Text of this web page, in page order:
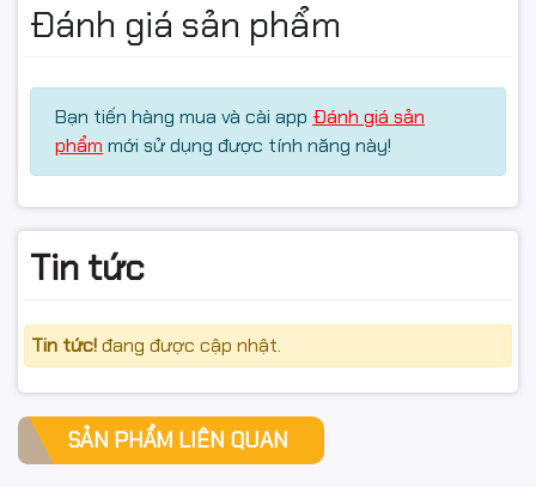
Đánh giá sản phẩm
Bạn tiến hàng mua và cài app Đánh giá sản
phẩm mới sử dụng được tính năng này!
Tin tức
Tin tức!đang được cập nhật.
SẢN PHẨM LIÊN QUAN